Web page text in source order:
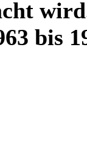
bis